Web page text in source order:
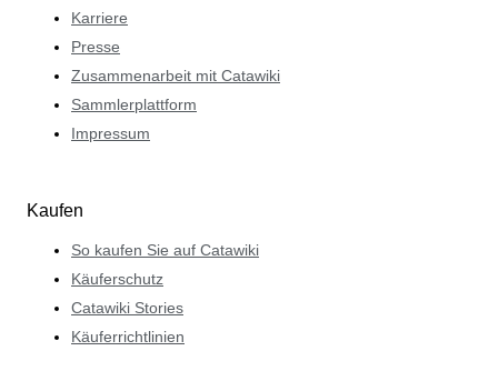
Karriere
Presse
Zusammenarbeit mit Catawiki
Sammlerplattform
Impressum
Kaufen
So kaufen Sie auf Catawiki
Käuferschutz
Catawiki Stories
Käuferrichtlinien